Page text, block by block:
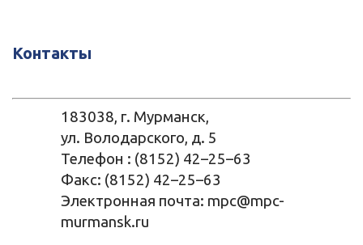
Контакты
183038, г. Мурманск,
ул. Володарского, д. 5
Телефон : (8152) 42–25–63
Факс: (8152) 42–25–63
Электронная почта: mpc@mpc-
murmansk.ru